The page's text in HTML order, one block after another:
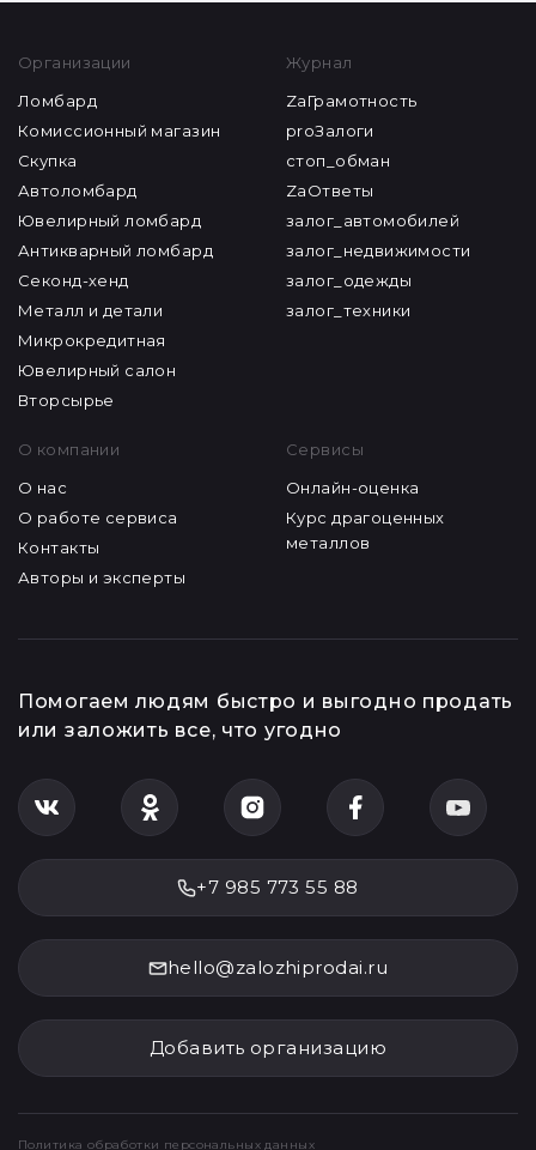
Организации
Ломбард
Комиссионный магазин
Скупка
Автоломбард
Ювелирный ломбард
Антикварный ломбард
Секонд-хенд
Металл и детали
Микрокредитная
Ювелирный салон
Вторсырье
Журнал
ZaГрамотность
proЗалоги
стоп_обман
ZaОтветы
залог_автомобилей
залог_недвижимости
залог_одежды
залог_техники
О компании
О нас
О работе сервиса
Контакты
Авторы и эксперты
Сервисы
Онлайн-оценка
Курс драгоценных
металлов
Помогаем людям быстро и выгодно продать
или заложить все, что угодно
+7 985 773 55 88
hello@zalozhiprodai.ru
Добавить организацию
Политика обработки персональных данных